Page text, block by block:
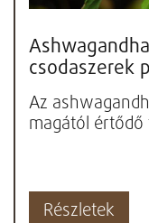
csodaszerek
Az
magától értődő
Részletek